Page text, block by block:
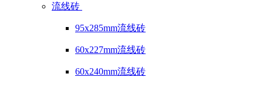
流线砖
95x285mm流线砖
60x227mm流线砖
60x240mm流线砖